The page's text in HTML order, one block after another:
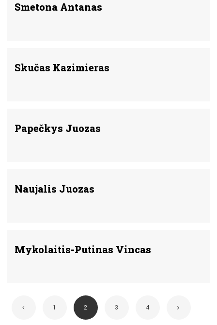
Smetona Antanas
Skučas Kazimieras
Papečkys Juozas
Naujalis Juozas
Mykolaitis-Putinas Vincas
1 2 3 4